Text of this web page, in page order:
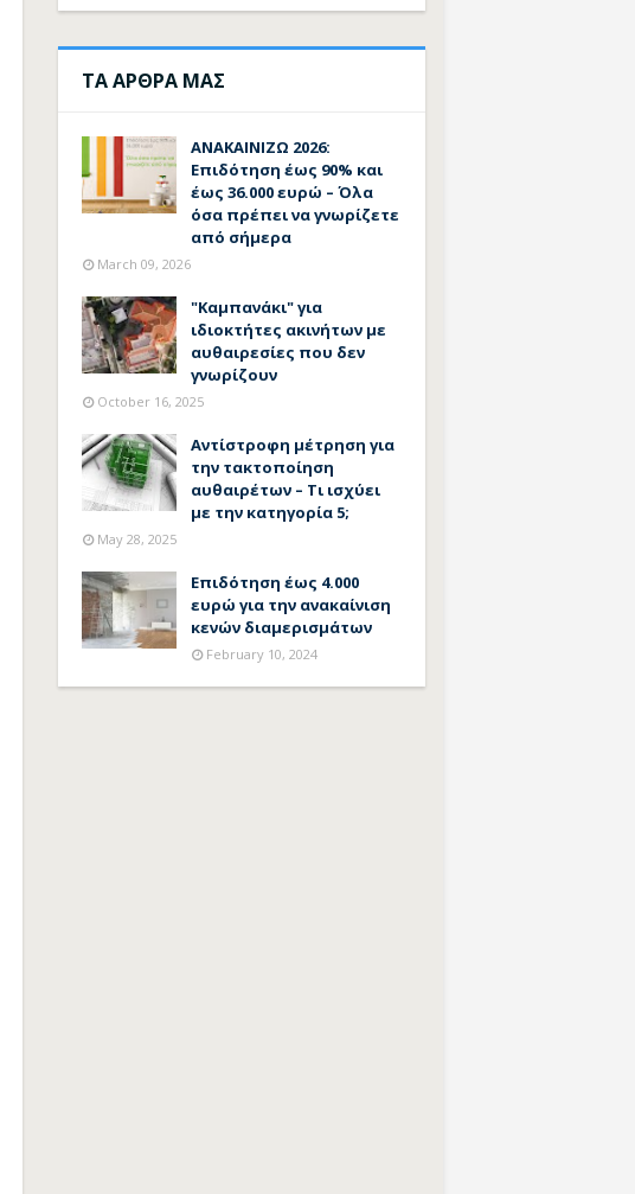
ΤΑ ΑΡΘΡΑ ΜΑΣ
ΑΝΑΚΑΙΝΙΖΩ 2026:
Επιδότηση έως 90% και
έως 36.000 ευρώ – Όλα
όσα πρέπει να γνωρίζετε
από σήμερα
March 09, 2026
"Καμπανάκι" για
ιδιοκτήτες ακινήτων με
αυθαιρεσίες που δεν
γνωρίζουν
October 16, 2025
Αντίστροφη μέτρηση για
την τακτοποίηση
αυθαιρέτων – Τι ισχύει
με την κατηγορία 5;
May 28, 2025
Επιδότηση έως 4.000
ευρώ για την ανακαίνιση
κενών διαμερισμάτων
February 10, 2024